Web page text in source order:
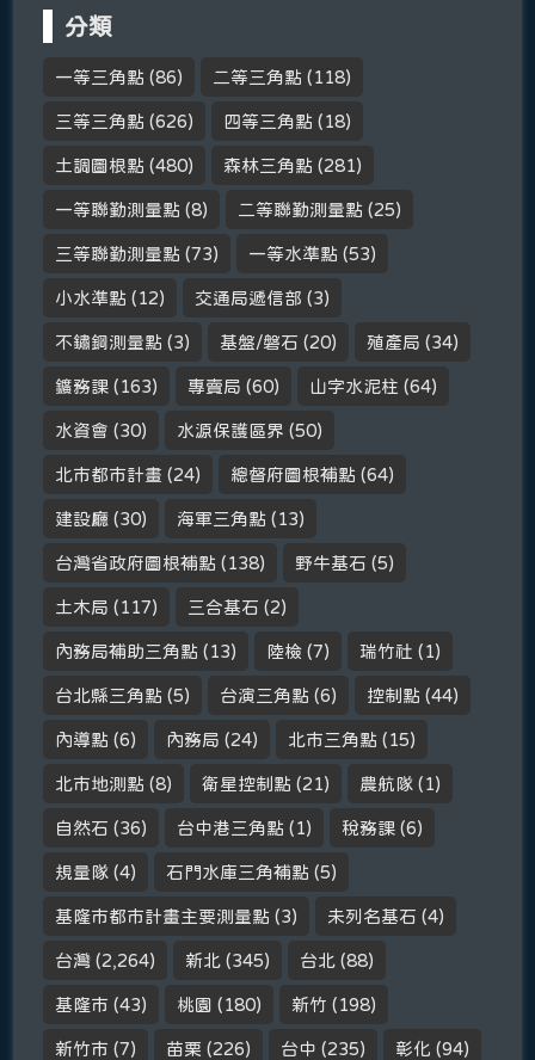
分類
一等三角點 (86) 二等三角點 (118)
三等三角點 (626) 四等三角點 (18)
土調圖根點 (480) 森林三角點 (281)
一等聯勤測量點 (8) 二等聯勤測量點 (25)
三等聯勤測量點 (73) 一等水準點 (53)
小水準點 (12) 交通局遞信部 (3)
不鏽鋼測量點 (3) 基盤/磐石 (20) 殖產局 (34)
鑛務課 (163) 專賣局 (60) 山字水泥柱 (64)
水資會 (30) 水源保護區界 (50)
北市都市計畫 (24) 總督府圖根補點 (64)
建設廳 (30) 海軍三角點 (13)
台灣省政府圖根補點 (138) 野牛基石 (5)
土木局 (117) 三合基石 (2)
內務局補助三角點 (13) 陸檢 (7) 瑞竹社 (1)
台北縣三角點 (5) 台演三角點 (6) 控制點 (44)
內導點 (6) 內務局 (24) 北市三角點 (15)
北市地測點 (8) 衛星控制點 (21) 農航隊 (1)
自然石 (36) 台中港三角點 (1) 稅務課 (6)
規量隊 (4) 石門水庫三角補點 (5)
基隆市都市計畫主要測量點 (3) 未列名基石 (4)
台灣 (2,264) 新北 (345) 台北 (88)
基隆市 (43) 桃園 (180) 新竹 (198)
新竹市 (7) 苗栗 (226) 台中 (235) 彰化 (94)